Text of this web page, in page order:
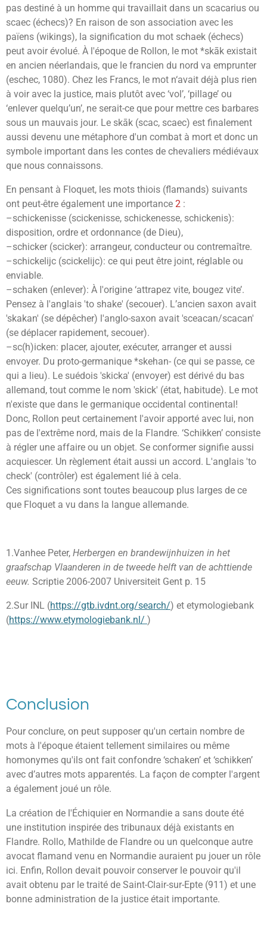
pas destiné à un homme qui travaillait dans un scacarius ou
scaec (échecs)? En raison de son association avec les
païens (wikings), la signification du mot schaek (échecs)
peut avoir évolué. À l'époque de Rollon, le mot *skāk existait
en ancien néerlandais, que le francien du nord va emprunter
(eschec, 1080). Chez les Francs, le mot n‘avait déjà plus rien
à voir avec la justice, mais plutôt avec ‘vol’, ‘pillage’ ou
‘enlever quelqu’un’, ne serait-ce que pour mettre ces barbares
sous un mauvais jour. Le skāk (scac, scaec) est finalement
aussi devenu une métaphore d'un combat à mort et donc un
symbole important dans les contes de chevaliers médiévaux
que nous connaissons.
En pensant à Floquet, les mots thiois (flamands) suivants
ont peut-être également une importance 2 :
–schickenisse (scickenisse, schickenesse, schickenis):
disposition, ordre et ordonnance (de Dieu),
–schicker (scicker): arrangeur, conducteur ou contremaître.
–schickelijc (scickelijc): ce qui peut être joint, réglable ou
enviable.
–schaken (enlever): À l'origine ‘attrapez vite, bougez vite’.
Pensez à l'anglais 'to shake' (secouer). L’ancien saxon avait
'skakan' (se dépêcher) l'anglo-saxon avait 'sceacan/scacan'
(se déplacer rapidement, secouer).
–sc(h)icken: placer, ajouter, exécuter, arranger et aussi
envoyer. Du proto-germanique *skehan- (ce qui se passe, ce
qui a lieu). Le suédois 'skicka' (envoyer) est dérivé du bas
allemand, tout comme le nom 'skick' (état, habitude). Le mot
n'existe que dans le germanique occidental continental!
Donc, Rollon peut certainement l'avoir apporté avec lui, non
pas de l'extrême nord, mais de la Flandre. ‘Schikken’ consiste
à régler une affaire ou un objet. Se conformer signifie aussi
acquiescer. Un règlement était aussi un accord. L'anglais 'to
check' (contrôler) est également lié à cela.
Ces significations sont toutes beaucoup plus larges de ce
que Floquet a vu dans la langue allemande.
1.Vanhee Peter, Herbergen en brandewijnhuizen in het
graafschap Vlaanderen in de tweede helft van de achttiende
eeuw. Scriptie 2006-2007 Universiteit Gent p. 15
2.Sur INL (https://gtb.ivdnt.org/search/) et etymologiebank
(https://www.etymologiebank.nl/ )
Conclusion
Pour conclure, on peut supposer qu'un certain nombre de
mots à l'époque étaient tellement similaires ou même
homonymes qu'ils ont fait confondre ‘schaken’ et ‘schikken’
avec d’autres mots apparentés. La façon de compter l'argent
a également joué un rôle.
La création de l'Échiquier en Normandie a sans doute été
une institution inspirée des tribunaux déjà existants en
Flandre. Rollo, Mathilde de Flandre ou un quelconque autre
avocat flamand venu en Normandie auraient pu jouer un rôle
ici. Enfin, Rollon devait pouvoir conserver le pouvoir qu'il
avait obtenu par le traité de Saint-Clair-sur-Epte (911) et une
bonne administration de la justice était importante.